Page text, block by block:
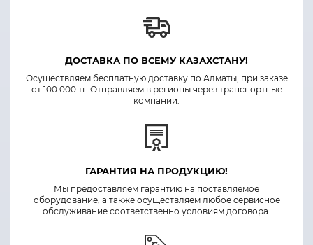
ДОСТАВКА ПО ВСЕМУ КАЗАХСТАНУ!
Осуществляем бесплатную доставку по Алматы, при заказе
от 100 000 тг. Отправляем в регионы через транспортные
компании.
ГАРАНТИЯ НА ПРОДУКЦИЮ!
Мы предоставляем гарантию на поставляемое
оборудование, а также осуществляем любое сервисное
обслуживание соответственно условиям договора.